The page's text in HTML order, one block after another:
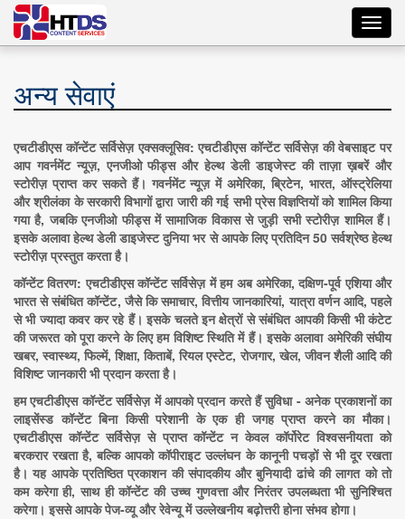
अन्य सेवाएं
एचटीडीएस कॉन्टेंट सर्विसेज़ एक्सक्लूसिव: एचटीडीएस कॉन्टेंट सर्विसेज़ की वेबसाइट पर
आप गवर्नमेंट न्यूज़, एनजीओ फीड्स और हेल्थ डेली डाइजेस्ट की ताज़ा ख़बरें और
स्टोरीज़ प्राप्त कर सकते हैं। गवर्नमेंट न्यूज़ में अमेरिका, ब्रिटेन, भारत, ऑस्ट्रेलिया
और श्रीलंका के सरकारी विभागों द्वारा जारी की गई सभी प्रेस विज्ञप्तियों को शामिल किया
गया है, जबकि एनजीओ फीड्स में सामाजिक विकास से जुड़ी सभी स्टोरीज़ शामिल हैं।
इसके अलावा हेल्थ डेली डाइजेस्ट दुनिया भर से आपके लिए प्रतिदिन 50 सर्वश्रेष्ठ हेल्थ
स्टोरीज़ प्रस्तुत करता है।
कॉन्टेंट वितरण: एचटीडीएस कॉन्टेंट सर्विसेज़ में हम अब अमेरिका, दक्षिण-पूर्व एशिया और
भारत से संबंधित कॉन्टेंट, जैसे कि समाचार, वित्तीय जानकारियां, यात्रा वर्णन आदि, पहले
से भी ज्यादा कवर कर रहे हैं। इसके चलते इन क्षेत्रों से संबंधित आपकी किसी भी कंटेट
की जरूरत को पूरा करने के लिए हम विशिष्ट स्थिति में हैं। इसके अलावा अमेरिकी संघीय
खबर, स्वास्थ्य, फिल्में, शिक्षा, किताबें, रियल एस्टेट, रोजगार, खेल, जीवन शैली आदि की
विशिष्ट जानकारी भी प्रदान करता है।
हम एचटीडीएस कॉन्टेंट सर्विसेज़ में आपको प्रदान करते हैं सुविधा - अनेक प्रकाशनों का
लाइसेंस्ड कॉन्टेंट बिना किसी परेशानी के एक ही जगह प्राप्त करने का मौका।
एचटीडीएस कॉन्टेंट सर्विसेज़ से प्राप्त कॉन्टेंट न केवल कॉर्पोरेट विश्वसनीयता को
बरकरार रखता है, बल्कि आपको कॉपीराइट उल्लंघन के कानूनी पचड़ों से भी दूर रखता
है। यह आपके प्रतिष्ठित प्रकाशन की संपादकीय और बुनियादी ढांचे की लागत को तो
कम करेगा ही, साथ ही कॉन्टेंट की उच्च गुणवत्ता और निरंतर उपलब्धता भी सुनिश्चित
करेगा। इससे आपके पेज-व्यू और रेवेन्यू में उल्लेखनीय बढ़ोत्तरी होना संभव होगा।